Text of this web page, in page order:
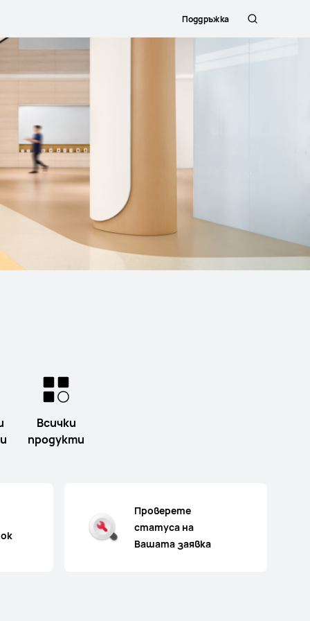
Поддръжка
Търсене
Всички
продукти
Проверете
статуса на
Вашата заявка